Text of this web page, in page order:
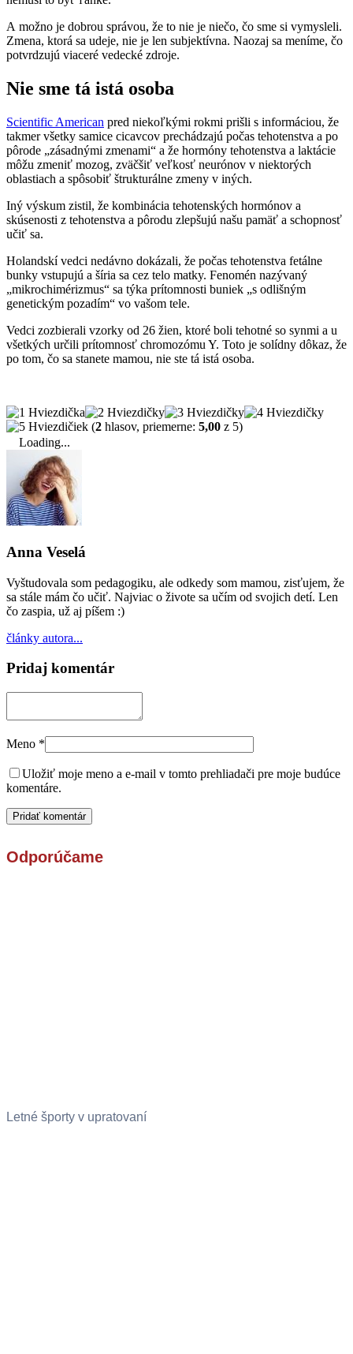
A možno je dobrou správou, že to nie je niečo, čo sme si vymysleli.
Zmena, ktorá sa udeje, nie je len subjektívna. Naozaj sa meníme, čo
potvrdzujú viaceré vedecké zdroje.
Nie sme tá istá osoba
Scientific American pred niekoľkými rokmi prišli s informáciou, že
takmer všetky samice cicavcov prechádzajú počas tehotenstva a po
pôrode „zásadnými zmenami“ a že hormóny tehotenstva a laktácie
môžu zmeniť mozog, zväčšiť veľkosť neurónov v niektorých
oblastiach a spôsobiť štrukturálne zmeny v iných.
Iný výskum zistil, že kombinácia tehotenských hormónov a
skúsenosti z tehotenstva a pôrodu zlepšujú našu pamäť a schopnosť
učiť sa.
Holandskí vedci nedávno dokázali, že počas tehotenstva fetálne
bunky vstupujú a šíria sa cez telo matky. Fenomén nazývaný
„mikrochimérizmus“ sa týka prítomnosti buniek „s odlišným
genetickým pozadím“ vo vašom tele.
Vedci zozbierali vzorky od 26 žien, ktoré boli tehotné so synmi a u
všetkých určili prítomnosť chromozómu Y. Toto je solídny dôkaz, že
po tom, čo sa stanete mamou, nie ste tá istá osoba.
(2 hlasov, priemerne: 5,00 z 5)
Loading...
Anna Veselá
Vyštudovala som pedagogiku, ale odkedy som mamou, zisťujem, že
sa stále mám čo učiť. Najviac o živote sa učím od svojich detí. Len
čo zaspia, už aj píšem :)
články autora...
Pridaj komentár
Meno *
Uložiť moje meno a e-mail v tomto prehliadači pre moje budúce
komentáre.
Odporúčame
Letné športy v upratovaní